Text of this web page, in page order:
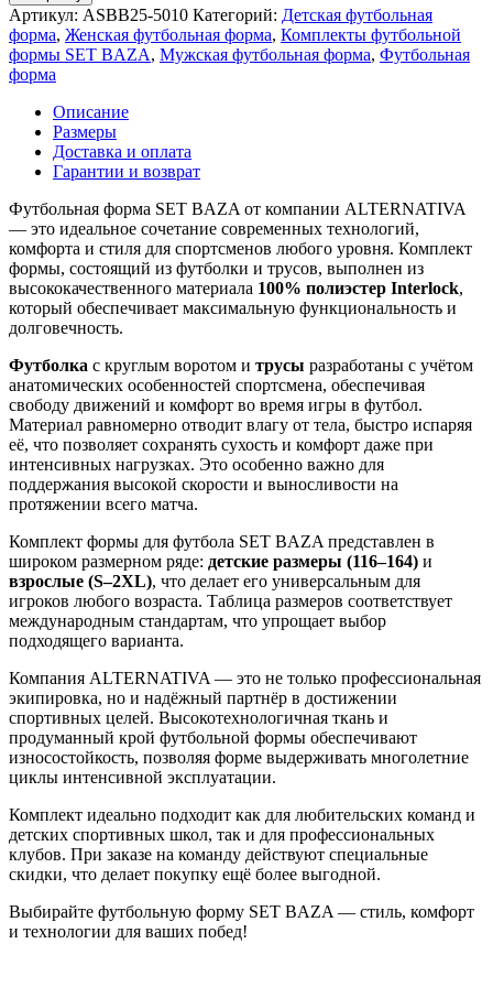
Артикул: ASBB25-5010 Категорий: Детская футбольная
форма, Женская футбольная форма, Комплекты футбольной
формы SET BAZA, Мужская футбольная форма, Футбольная
форма
Описание
Размеры
Доставка и оплата
Гарантии и возврат
Футбольная форма SET BAZA от компании ALTERNATIVA
— это идеальное сочетание современных технологий,
комфорта и стиля для спортсменов любого уровня. Комплект
формы, состоящий из футболки и трусов, выполнен из
высококачественного материала 100% полиэстер Interlock,
который обеспечивает максимальную функциональность и
долговечность.
Футболка с круглым воротом и трусы разработаны с учётом
анатомических особенностей спортсмена, обеспечивая
свободу движений и комфорт во время игры в футбол.
Материал равномерно отводит влагу от тела, быстро испаряя
её, что позволяет сохранять сухость и комфорт даже при
интенсивных нагрузках. Это особенно важно для
поддержания высокой скорости и выносливости на
протяжении всего матча.
Комплект формы для футбола SET BAZA представлен в
широком размерном ряде: детские размеры (116–164) и
взрослые (S–2XL), что делает его универсальным для
игроков любого возраста. Таблица размеров соответствует
международным стандартам, что упрощает выбор
подходящего варианта.
Компания ALTERNATIVA — это не только профессиональная
экипировка, но и надёжный партнёр в достижении
спортивных целей. Высокотехнологичная ткань и
продуманный крой футбольной формы обеспечивают
износостойкость, позволяя форме выдерживать многолетние
циклы интенсивной эксплуатации.
Комплект идеально подходит как для любительских команд и
детских спортивных школ, так и для профессиональных
клубов. При заказе на команду действуют специальные
скидки, что делает покупку ещё более выгодной.
Выбирайте футбольную форму SET BAZA — стиль, комфорт
и технологии для ваших побед!